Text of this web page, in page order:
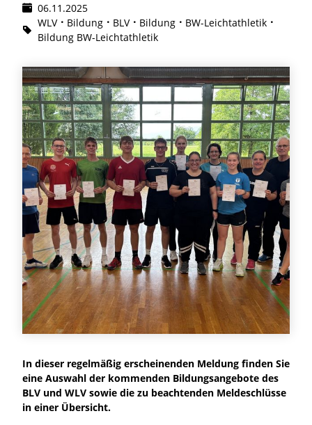
06.11.2025
WLV
Bildung BLV Bildung
BW-Leichtathletik
Bildung BW-Leichtathletik
In dieser regelmäßig erscheinenden Meldung finden Sie
eine Auswahl der kommenden Bildungsangebote des
BLV und WLV sowie die zu beachtenden Meldeschlüsse
in einer Übersicht.